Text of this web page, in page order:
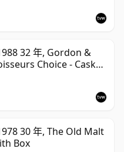
32 年, Gordon &
Choice - Cask
30 年, The Old Malt
Box